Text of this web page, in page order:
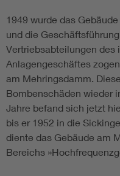
1949 wurde das
und die
Vertriebsabteilungen des
Anlagengeschäftes
am Mehringsdamm.
Bombenschäden wieder
Jahre befand sich jetzt
bis er 1952 in die
diente das Gebäude am
Bereichs